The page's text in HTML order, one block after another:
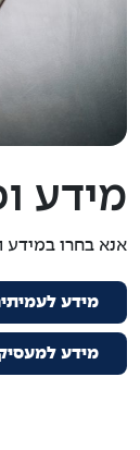
מידע
אנא בחרו במידע
מידע
מידע